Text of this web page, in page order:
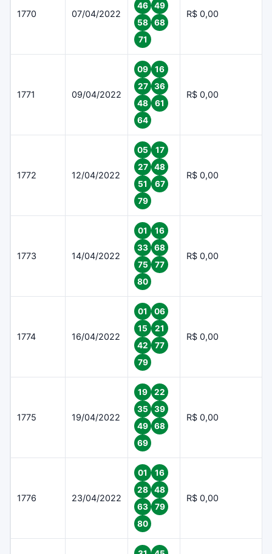
1770 07/04/2022
46
49
58
68
71
R$ 0,00
1771 09/04/2022
09
16
27
36
48
61
64
R$ 0,00
1772 12/04/2022
05
17
27
48
51
67
79
R$ 0,00
1773 14/04/2022
01
16
33
68
75
77
80
R$ 0,00
1774 16/04/2022
01
06
15
21
42
77
79
R$ 0,00
1775 19/04/2022
19
22
35
39
49
68
69
R$ 0,00
1776 23/04/2022
01
16
28
48
63
79
80
R$ 0,00